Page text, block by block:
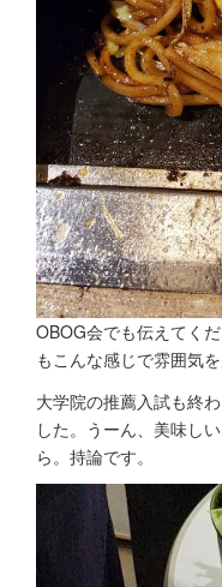
OBOG会でも伝えてく
もこんな感じで雰囲気
大学院の推薦入試も終
した。うーん、美味し
ら。持論です。